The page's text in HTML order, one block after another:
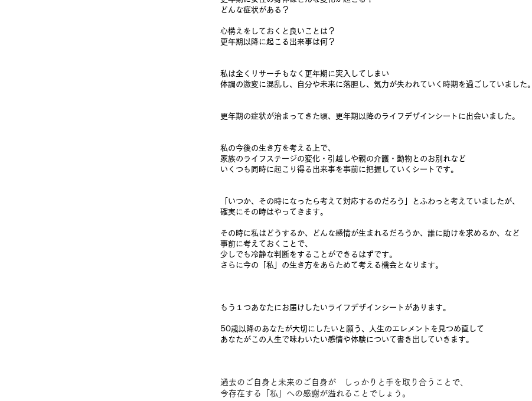
どんな症状がある？
心構えをしておくと良いことは？
更年期以降に起こる出来事は何？
私は全くリサーチもなく更年期に突入してしまい
体調の激変に混乱し、自分や未来に落胆し、気力が失われていく時期を過ごしていました。
更年期の症状が治まってきた頃、更年期以降のライフデザインシートに出会いました。
私の今後の生き方を考える上で、
家族のライフステージの変化・引越しや親の介護・動物とのお別れなど
いくつも同時に起こり得る出来事を事前に把握していくシートです。
「いつか、その時になったら考えて対応するのだろう」とふわっと考えていましたが、
確実にその時はやってきます。
その時に私はどうするか、どんな感情が生まれるだろうか、誰に助けを求めるか、など
事前に考えておくことで、
少しでも冷静な判断をすることができるはずです。
さらに今の「私」の生き方をあらためて考える機会となります。
もう１つあなたにお届けしたいライフデザインシートがあります。
50歳以降のあなたが大切にしたいと願う、人生のエレメントを見つめ直して
あなたがこの人生で味わいたい感情や体験について書き出していきます。
過去のご自身と未来のご自身が しっかりと手を取り合うことで、
今存在する「私」への感謝が溢れることでしょう。